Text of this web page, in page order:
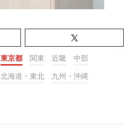
東京都 関東 近畿 中部
北海道・東北 九州・沖縄